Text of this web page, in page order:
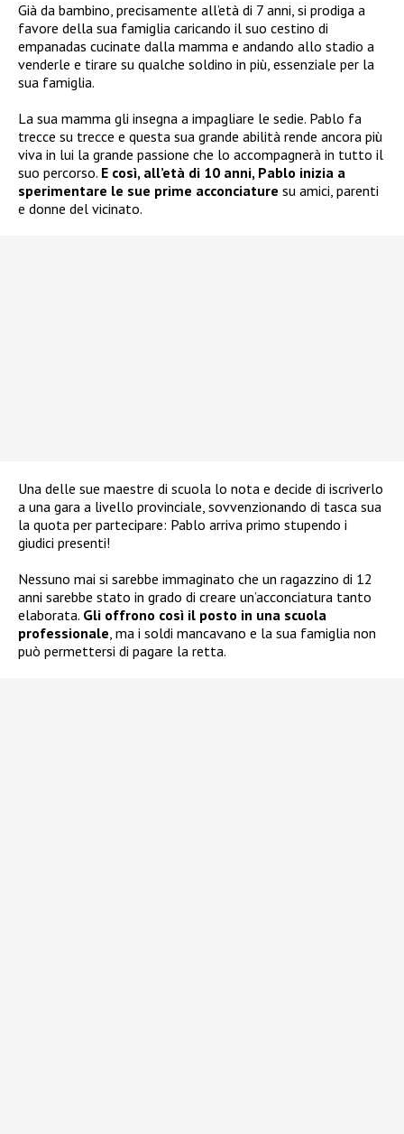
Già da bambino, precisamente all’età di 7 anni, si prodiga a
favore della sua famiglia caricando il suo cestino di
empanadas cucinate dalla mamma e andando allo stadio a
venderle e tirare su qualche soldino in più, essenziale per la
sua famiglia.
La sua mamma gli insegna a impagliare le sedie. Pablo fa
trecce su trecce e questa sua grande abilità rende ancora più
viva in lui la grande passione che lo accompagnerà in tutto il
suo percorso. E così, all’età di 10 anni, Pablo inizia a
sperimentare le sue prime acconciature su amici, parenti
e donne del vicinato.
Una delle sue maestre di scuola lo nota e decide di iscriverlo
a una gara a livello provinciale, sovvenzionando di tasca sua
la quota per partecipare: Pablo arriva primo stupendo i
giudici presenti!
Nessuno mai si sarebbe immaginato che un ragazzino di 12
anni sarebbe stato in grado di creare un’acconciatura tanto
elaborata. Gli offrono così il posto in una scuola
professionale, ma i soldi mancavano e la sua famiglia non
può permettersi di pagare la retta.